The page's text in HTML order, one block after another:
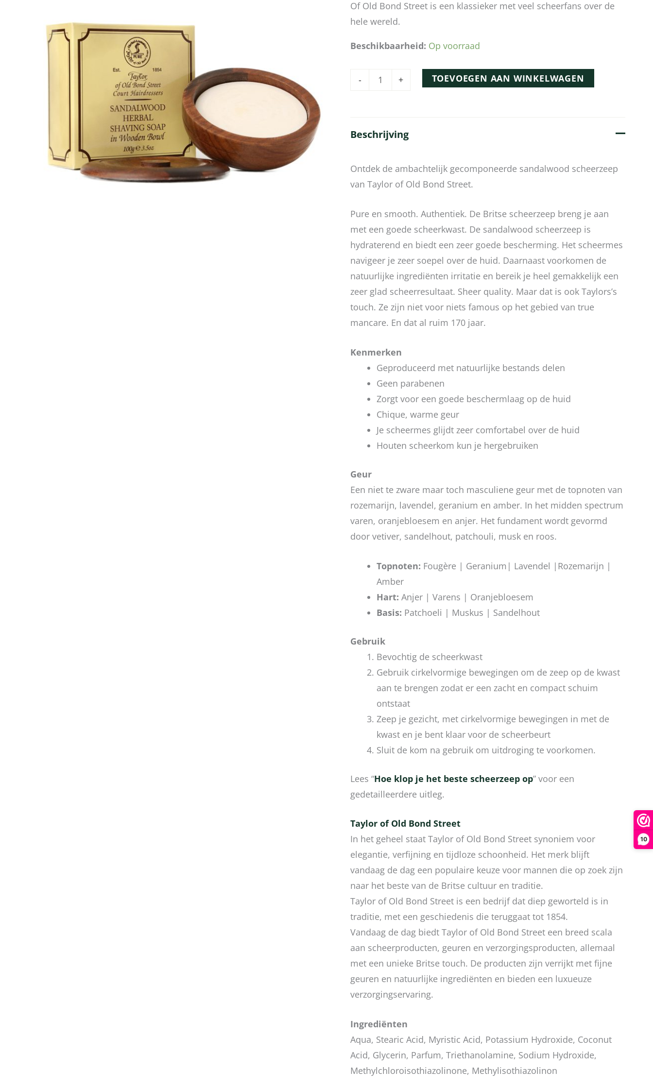
10
Of Old Bond Street is een klassieker met veel scheerfans over de
hele wereld.
Beschikbaarheid: Op voorraad
- + TOEVOEGEN AAN WINKELWAGEN
Beschrijving
Ontdek de ambachtelijk gecomponeerde sandalwood scheerzeep
van Taylor of Old Bond Street.
Pure en smooth. Authentiek. De Britse scheerzeep breng je aan
met een goede scheerkwast. De sandalwood scheerzeep is
hydraterend en biedt een zeer goede bescherming. Het scheermes
navigeer je zeer soepel over de huid. Daarnaast voorkomen de
natuurlijke ingrediënten irritatie en bereik je heel gemakkelijk een
zeer glad scheerresultaat. Sheer quality. Maar dat is ook Taylors’s
touch. Ze zijn niet voor niets famous op het gebied van true
mancare. En dat al ruim 170 jaar.
Kenmerken
Geproduceerd met natuurlijke bestands delen
Geen parabenen
Zorgt voor een goede beschermlaag op de huid
Chique, warme geur
Je scheermes glijdt zeer comfortabel over de huid
Houten scheerkom kun je hergebruiken
Geur
Een niet te zware maar toch masculiene geur met de topnoten van
rozemarijn, lavendel, geranium en amber. In het midden spectrum
varen, oranjebloesem en anjer. Het fundament wordt gevormd
door vetiver, sandelhout, patchouli, musk en roos.
Topnoten: Fougère | Geranium| Lavendel |Rozemarijn |
Amber
Hart: Anjer | Varens | Oranjebloesem
Basis: Patchoeli | Muskus | Sandelhout
Gebruik
Bevochtig de scheerkwast
Gebruik cirkelvormige bewegingen om de zeep op de kwast
aan te brengen zodat er een zacht en compact schuim
ontstaat
Zeep je gezicht, met cirkelvormige bewegingen in met de
kwast en je bent klaar voor de scheerbeurt
Sluit de kom na gebruik om uitdroging te voorkomen.
Lees “Hoe klop je het beste scheerzeep op” voor een
gedetailleerdere uitleg.
Taylor of Old Bond Street
In het geheel staat Taylor of Old Bond Street synoniem voor
elegantie, verfijning en tijdloze schoonheid. Het merk blijft
vandaag de dag een populaire keuze voor mannen die op zoek zijn
naar het beste van de Britse cultuur en traditie.
Taylor of Old Bond Street is een bedrijf dat diep geworteld is in
traditie, met een geschiedenis die teruggaat tot 1854.
Vandaag de dag biedt Taylor of Old Bond Street een breed scala
aan scheerproducten, geuren en verzorgingsproducten, allemaal
met een unieke Britse touch. De producten zijn verrijkt met fijne
geuren en natuurlijke ingrediënten en bieden een luxueuze
verzorgingservaring.
Ingrediënten
Aqua, Stearic Acid, Myristic Acid, Potassium Hydroxide, Coconut
Acid, Glycerin, Parfum, Triethanolamine, Sodium Hydroxide,
Methylchloroisothiazolinone, Methylisothiazolinon